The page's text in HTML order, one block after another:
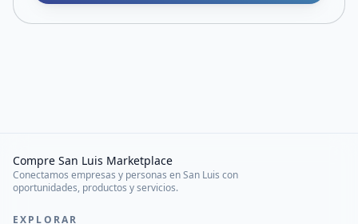
Compre San Luis Marketplace
Conectamos empresas y personas en San Luis con
oportunidades, productos y servicios.
EXPLORAR